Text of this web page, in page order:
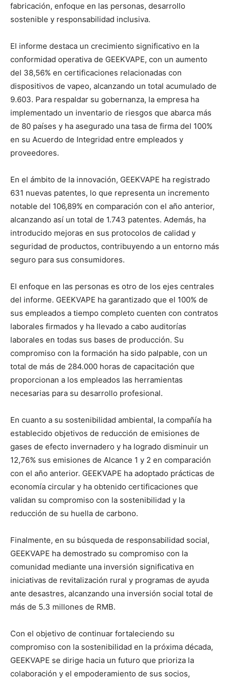
fabricación, enfoque en las personas, desarrollo
sostenible y responsabilidad inclusiva.
El informe destaca un crecimiento significativo en la
conformidad operativa de GEEKVAPE, con un aumento
del 38,56% en certificaciones relacionadas con
dispositivos de vapeo, alcanzando un total acumulado de
9.603. Para respaldar su gobernanza, la empresa ha
implementado un inventario de riesgos que abarca más
de 80 países y ha asegurado una tasa de firma del 100%
en su Acuerdo de Integridad entre empleados y
proveedores.
En el ámbito de la innovación, GEEKVAPE ha registrado
631 nuevas patentes, lo que representa un incremento
notable del 106,89% en comparación con el año anterior,
alcanzando así un total de 1.743 patentes. Además, ha
introducido mejoras en sus protocolos de calidad y
seguridad de productos, contribuyendo a un entorno más
seguro para sus consumidores.
El enfoque en las personas es otro de los ejes centrales
del informe. GEEKVAPE ha garantizado que el 100% de
sus empleados a tiempo completo cuenten con contratos
laborales firmados y ha llevado a cabo auditorías
laborales en todas sus bases de producción. Su
compromiso con la formación ha sido palpable, con un
total de más de 284.000 horas de capacitación que
proporcionan a los empleados las herramientas
necesarias para su desarrollo profesional.
En cuanto a su sostenibilidad ambiental, la compañía ha
establecido objetivos de reducción de emisiones de
gases de efecto invernadero y ha logrado disminuir un
12,76% sus emisiones de Alcance 1 y 2 en comparación
con el año anterior. GEEKVAPE ha adoptado prácticas de
economía circular y ha obtenido certificaciones que
validan su compromiso con la sostenibilidad y la
reducción de su huella de carbono.
Finalmente, en su búsqueda de responsabilidad social,
GEEKVAPE ha demostrado su compromiso con la
comunidad mediante una inversión significativa en
iniciativas de revitalización rural y programas de ayuda
ante desastres, alcanzando una inversión social total de
más de 5.3 millones de RMB.
Con el objetivo de continuar fortaleciendo su
compromiso con la sostenibilidad en la próxima década,
GEEKVAPE se dirige hacia un futuro que prioriza la
colaboración y el empoderamiento de sus socios,